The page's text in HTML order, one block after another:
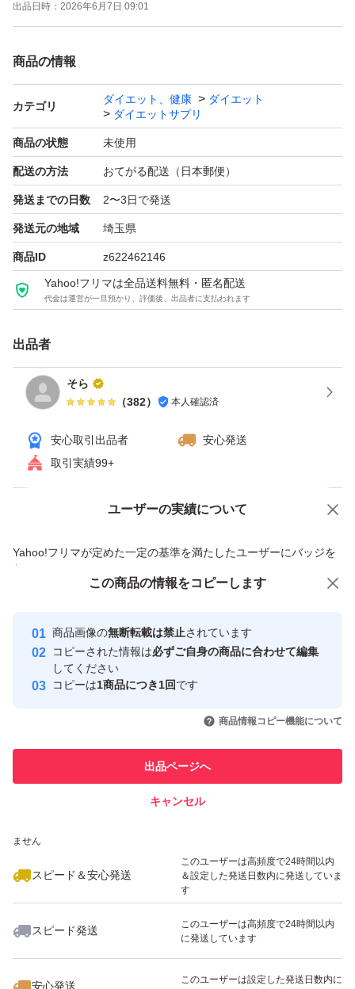
出品日時： 2026年6月7日 09:01
商品の情報
カテゴリ
ダイエット、健康
ダイエット
ダイエットサプリ
商品の状態 未使用
配送の方法 おてがる配送（日本郵便）
発送までの日数 2〜3日で発送
発送元の地域 埼玉県
商品ID z622462146
Yahoo!フリマは全品送料無料・匿名配送
代金は運営が一旦預かり、評価後、出品者に支払われます
出品者
そら
（382） 本人確認済
安心取引出品者
安心発送
取引実績99+
ユーザーの実績について
Yahoo!フリマが定めた一定の基準を満たしたユーザーにバッジを
付与しています
安心取引出品者
心・安全なユーザーです
取引実績
引を完了させた実績があります
での取引実績があります
ません
スピード＆安心発送
このユーザーは高頻度で24時間以内
＆設定した発送日数内に発送していま
す
スピード発送
このユーザーは高頻度で24時間以内
に発送しています
安心発送
このユーザーは設定した発送日数内に
価格の相談 商品への質問
この商品の情報をコピーします
商品画像の無断転載は禁止されています
コピーされた情報は必ずご自身の商品に合わせて編集
してください
コピーは1商品につき1回です
商品情報コピー機能について
出品ページへ
キャンセル
この商品をみている人にオススメ
いいね！
2,780